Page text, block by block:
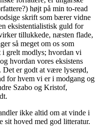
højt på min to-read
skrift som bærer vidne
eksistentialistisk guld for
tillukkede, næsten flade,
så meget om os som
i grelt modlys; hvordan vi
hvordan vores eksistens
er godt at være lyserød,
for hvem vi er i modgang og
Szabo og Kristof,
ikke altid om at vinde i
sit hoved med god litteratur.